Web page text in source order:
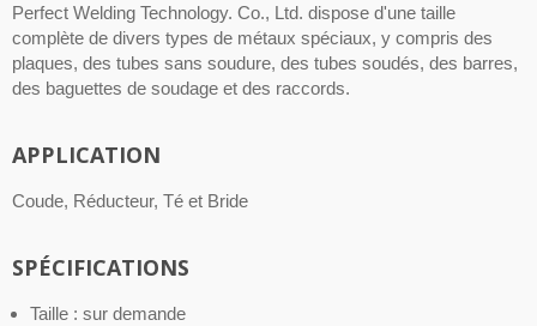
Perfect Welding Technology. Co., Ltd. dispose d'une taille
complète de divers types de métaux spéciaux, y compris des
plaques, des tubes sans soudure, des tubes soudés, des barres,
des baguettes de soudage et des raccords.
APPLICATION
Coude, Réducteur, Té et Bride
SPÉCIFICATIONS
Taille : sur demande